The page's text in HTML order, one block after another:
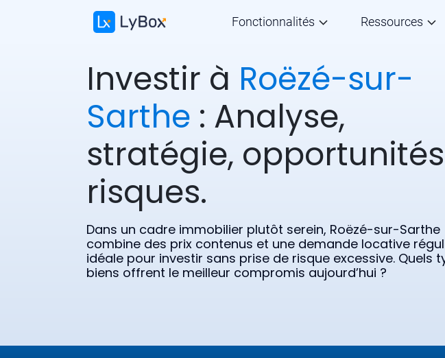
Fonctionnalités Ressources
Investir à Roëzé-sur-
Sarthe : Analyse,
stratégie,
risques.
Dans un cadre immobilier plutôt serein, Roëzé-sur-Sarthe
combine des prix contenus et une demande locative
idéale pour investir sans prise de risque excessive. Quels
biens offrent le meilleur compromis aujourd’hui ?